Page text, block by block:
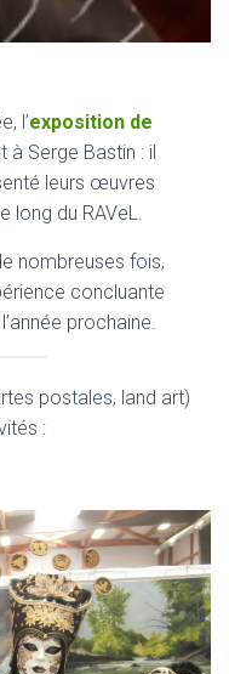
l’exposition de
à Serge Bastin : il
leurs œuvres
long du RAVeL.
nombreuses fois,
concluante
prochaine.
postales, land art)
: